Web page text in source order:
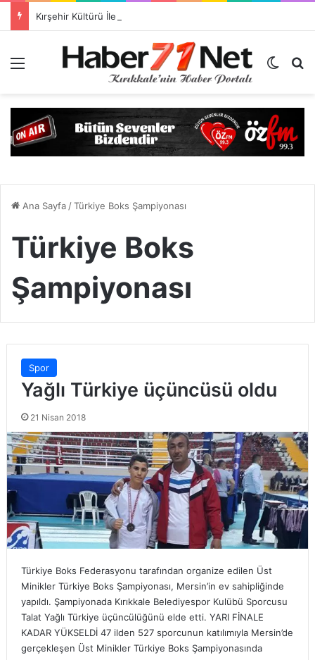
Dış
Ana Sayfa/Türkiye Boks Şampiyonası
Türkiye Boks
Şampiyonası
Spor
Yağlı Türkiye üçüncüsü oldu
21 Nisan 2018
Türkiye Boks Federasyonu tarafından organize edilen Üst
Minikler Türkiye Boks Şampiyonası, Mersin’in ev sahipliğinde
yapıldı. Şampiyonada Kırıkkale Belediyespor Kulübü Sporcusu
Talat Yağlı Türkiye üçüncülüğünü elde etti. YARI FİNALE
KADAR YÜKSELDİ 47 ilden 527 sporcunun katılımıyla Mersin’de
gerçekleşen Üst Minikler Türkiye Boks Şampiyonasında